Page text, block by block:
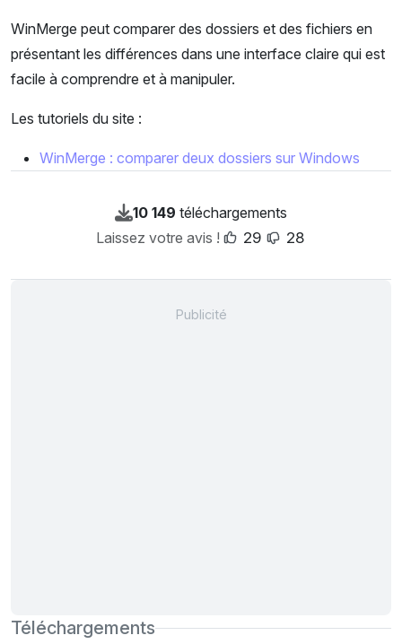
WinMerge peut comparer des dossiers et des fichiers en
présentant les différences dans une interface claire qui est
facile à comprendre et à manipuler.
Les tutoriels du site :
WinMerge : comparer deux dossiers sur Windows
10 149 téléchargements
Laissez votre avis !
29 28
Téléchargements